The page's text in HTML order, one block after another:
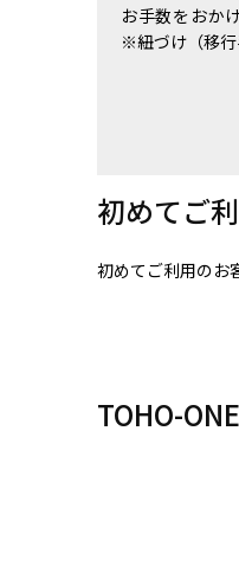
お手数をおか
※紐づけ（移行
初めてご
初めてご利用のお
TOHO-